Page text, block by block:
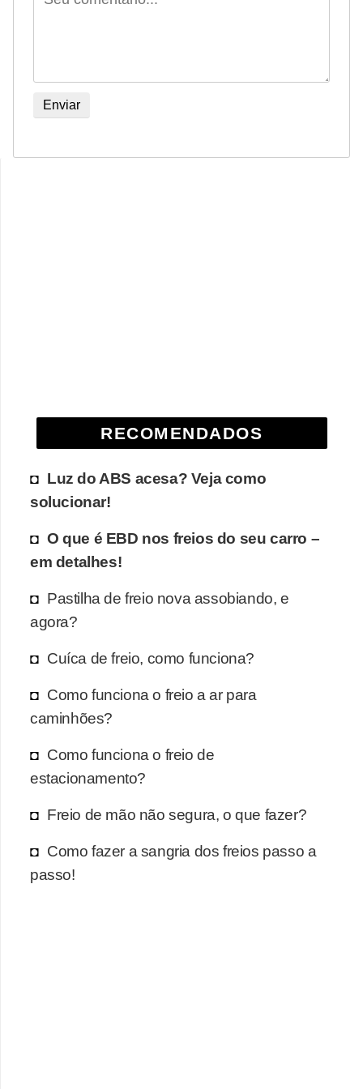
RECOMENDADOS
Luz do ABS acesa? Veja como
solucionar!
O que é EBD nos freios do seu carro –
em detalhes!
Pastilha de freio nova assobiando, e
agora?
Cuíca de freio, como funciona?
Como funciona o freio a ar para
caminhões?
Como funciona o freio de
estacionamento?
Freio de mão não segura, o que fazer?
Como fazer a sangria dos freios passo a
passo!